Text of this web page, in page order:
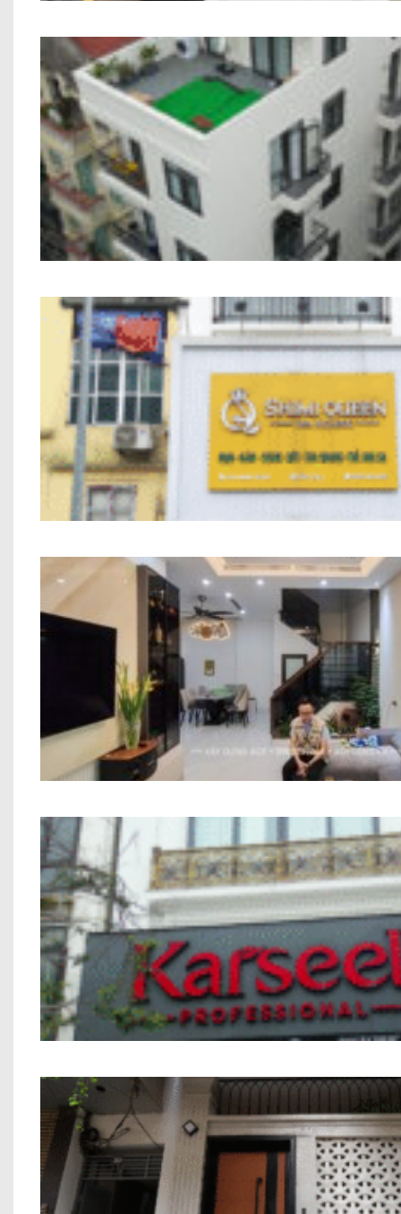
Công trình Chung Cư Mini Anh Trung
Nhà Phố Kết Hợp Kinh Doanh Chị Hiền
Thi công trọn gói công trình Anh Trung
Nhà phố Kết hợp Kinh Doanh Chú Bính